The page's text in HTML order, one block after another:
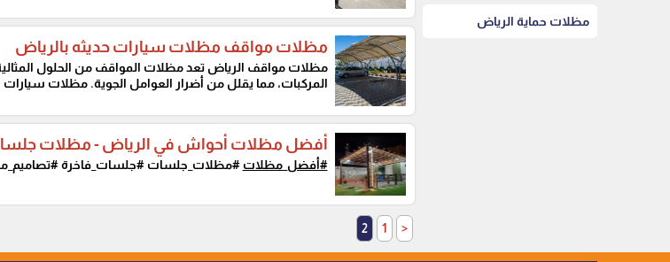
مظلات حماية الرياض
مظلات مواقف مظلات سيارات حديثه بالرياض
مظلات مواقف الرياض تعد مظلات المواقف من الحلول
المركبات، مما يقلل من أضرار العوامل الجوية. مظلات
أفضل مظلات أحواش في الرياض - مظلات
#أفضل_مظلات #مظلات_جلسات #جلسات_فاخرة
<
1
2